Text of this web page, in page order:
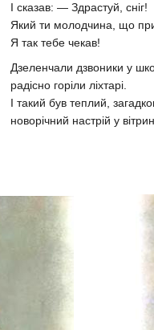
І сказав: — Здрастуй, сніг!
Який ти молодчина, що
Я так тебе чекав!
Дзеленчали дзвоники у
радісно горіли ліхтарі.
І такий був теплий,
новорічний настрій у